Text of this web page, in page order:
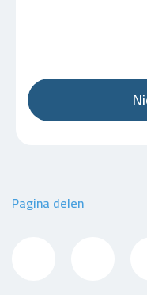
Pagina delen